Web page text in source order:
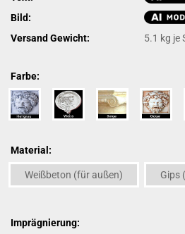
Bild:
Versand Gewicht:
5.1 kg je
Farbe:
Material:
Weißbeton (für außen) Gips
Imprägnierung: